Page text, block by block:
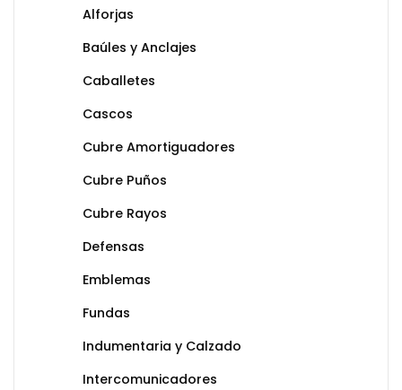
Alforjas
Baúles y Anclajes
Caballetes
Cascos
Cubre Amortiguadores
Cubre Puños
Cubre Rayos
Defensas
Emblemas
Fundas
Indumentaria y Calzado
Intercomunicadores